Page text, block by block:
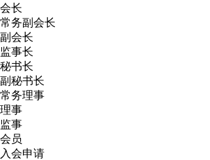
会长
常务副会长
副会长
监事长
秘书长
副秘书长
常务理事
理事
监事
会员
入会申请